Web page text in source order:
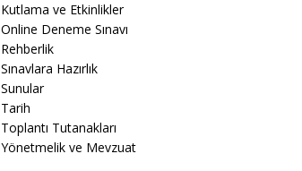
Kutlama ve Etkinlikler
Online Deneme Sınavı
Rehberlik
Sınavlara Hazırlık
Sunular
Tarih
Toplantı Tutanakları
Yönetmelik ve Mevzuat